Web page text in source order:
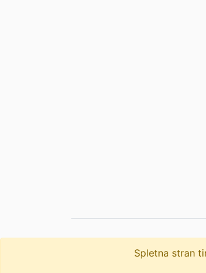
Spletna stran
© 2009-2026 times.si